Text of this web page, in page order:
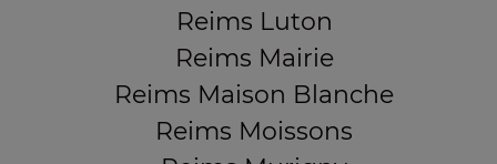
Reims Luton
Reims Mairie
Reims Maison Blanche
Reims Moissons